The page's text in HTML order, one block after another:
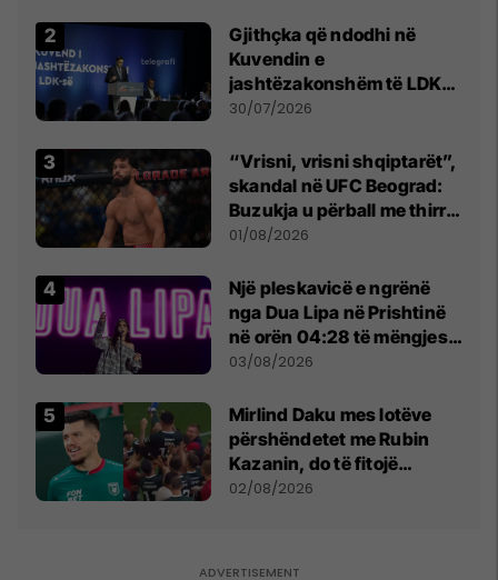
Gjithçka që ndodhi në
Kuvendin e
jashtëzakonshëm të LDK-
së
30/07/2026
“Vrisni, vrisni shqiptarët”,
skandal në UFC Beograd:
Buzukja u përball me thirrje
anti-shqiptare nga
01/08/2026
Një pleskavicë e ngrënë
nga Dua Lipa në Prishtinë
në orën 04:28 të mëngjesit
- dhe bota digjitale serbe
03/08/2026
Mirlind Daku mes lotëve
përshëndetet me Rubin
Kazanin, do të fitojë
miliona te Spartak Moska
02/08/2026